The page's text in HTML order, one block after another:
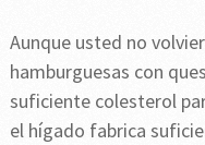
Aunque usted no
hamburguesas con
suficiente colesterol
el hígado fabrica